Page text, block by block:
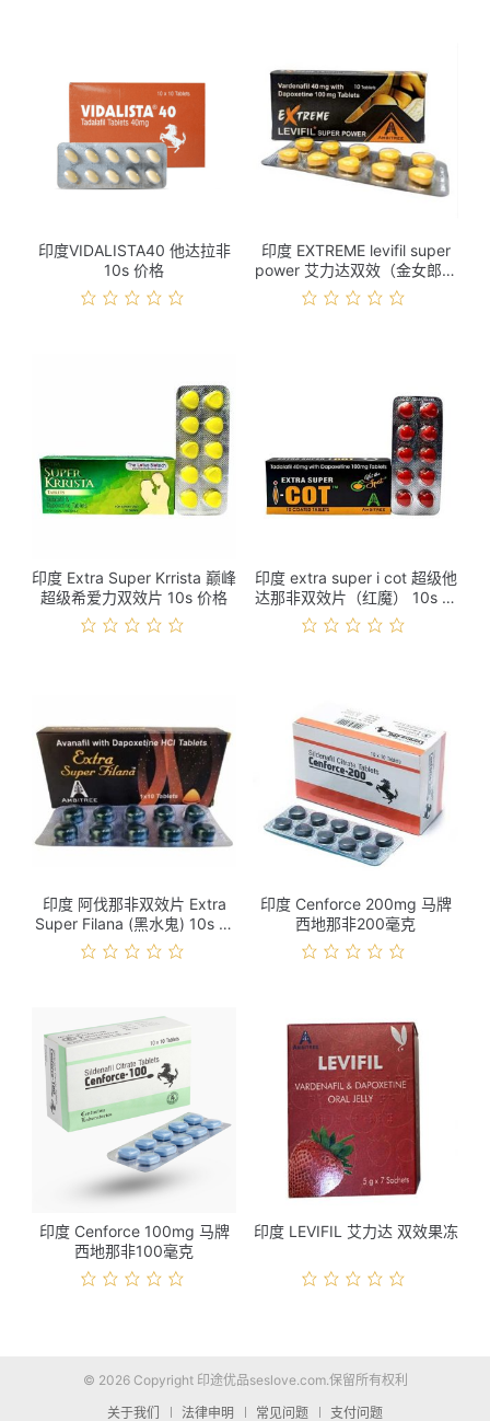
印度VIDALISTA40 他达拉非
10s 价格
印度 EXTREME levifil super
power 艾力达双效（金女郎）
10s 价格
印度 Extra Super Krrista 巅峰
超级希爱力双效片 10s 价格
印度 extra super i cot 超级他
达那非双效片（红魔） 10s 价
格
印度 阿伐那非双效片 Extra
Super Filana (黑水鬼) 10s 价
格
印度 Cenforce 200mg 马牌
西地那非200毫克
印度 Cenforce 100mg 马牌
西地那非100毫克
印度 LEVIFIL 艾力达 双效果冻
© 2026 Copyright 印途优品seslove.com.保留所有权利
关于我们
法律申明 常见问题 支付问题